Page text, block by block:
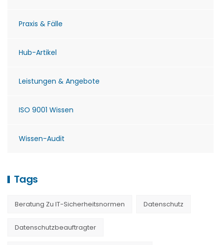
Praxis & Fälle
Hub-Artikel
Leistungen & Angebote
ISO 9001 Wissen
Wissen-Audit
Tags
Beratung Zu IT-Sicherheitsnormen Datenschutz
Datenschutzbeauftragter